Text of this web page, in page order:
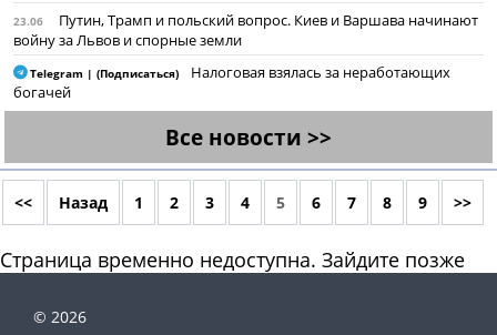
23.06
Путин, Трамп и польский вопрос. Киев и Варшава начинают
войну за Львов и спорные земли
Telegram | (Подписаться)
Налоговая взялась за неработающих
богачей
Все новости >>
<< Назад 1 2 3 4 5 6 7 8 9 >>
Страница временно недоступна. Зайдите позже
© 2026